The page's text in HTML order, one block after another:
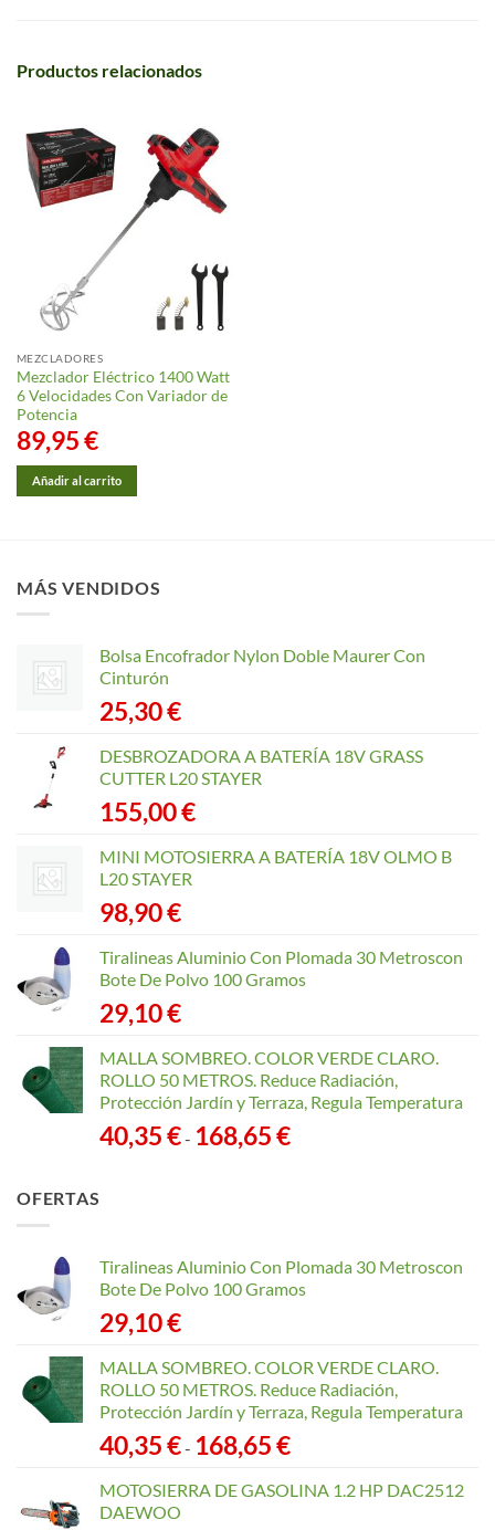
Productos relacionados
MEZCLADORES
Mezclador Eléctrico 1400 Watt
6 Velocidades Con Variador de
Potencia
89,95€
Añadir al carrito
MÁS VENDIDOS
Bolsa Encofrador Nylon Doble Maurer Con
Cinturón
25,30€
DESBROZADORA A BATERÍA 18V GRASS
CUTTER L20 STAYER
155,00€
MINI MOTOSIERRA A BATERÍA 18V OLMO B
L20 STAYER
98,90€
Tiralineas Aluminio Con Plomada 30 Metroscon
Bote De Polvo 100 Gramos
29,10€
MALLA SOMBREO. COLOR VERDE CLARO.
ROLLO 50 METROS. Reduce Radiación,
Protección Jardín y Terraza, Regula Temperatura
40,35€- 168,65€Rango
168,65 €
OFERTAS
Tiralineas Aluminio Con Plomada 30 Metroscon
Bote De Polvo 100 Gramos
29,10€
MALLA SOMBREO. COLOR VERDE CLARO.
ROLLO 50 METROS. Reduce Radiación,
Protección Jardín y Terraza, Regula Temperatura
40,35€- 168,65€Rango
precios:
MOTOSIERRA DE GASOLINA 1.2 HP DAC2512
DAEWOO